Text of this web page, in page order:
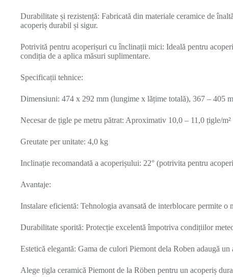
Durabilitate și rezistență: Fabricată din materiale ceramice de
acoperiș durabil și sigur.
Potrivită pentru acoperișuri cu înclinații mici: Ideală pentru
condiția de a aplica măsuri suplimentare.
Specificații tehnice:
Dimensiuni: 474 x 292 mm (lungime x lățime totală), 367 – 405
Necesar de țigle pe metru pătrat: Aproximativ 10,0 – 11,0 țigle/m²
Greutate per unitate: 4,0 kg
Inclinație recomandată a acoperișului: 22° (potrivita pentru
Avantaje:
Instalare eficientă: Tehnologia avansată de interblocare permite o
Durabilitate sporită: Protecție excelentă împotriva condițiilor
Estetică elegantă: Gama de culori Piemont dela Roben adaugă
Alege țigla ceramică Piemont de la Röben pentru un acoperiș